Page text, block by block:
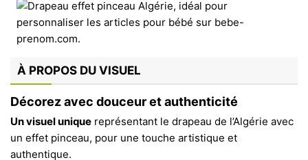
À PROPOS DU VISUEL
Décorez avec douceur et authenticité
Un visuel unique représentant le drapeau de l’Algérie avec
un effet pinceau, pour une touche artistique et
authentique.